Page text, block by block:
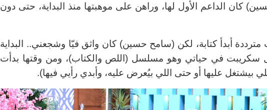
كان الداعم الأول لها، وراهن على موهبتها منذ البداية، حتى دون
أبدأ كتابة، لكن (سامح حسين) كان واثق فيّا وشجعني.. البداية
سكريبت في حياتي وهو مسلسل (اللص والكتاب)، ومن وقتها بدأت
بيشتغل عليها أو حتى اللي بيُعرض عليه، وأبدي رأيي فيها).